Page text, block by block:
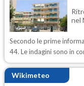
nel
Secondo le prime
44. Le indagini sono in
Wikimeteo